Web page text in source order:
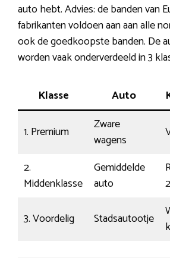
auto hebt. Advies: de banden van
fabrikanten voldoen aan aan alle
ook de goedkoopste banden. De
worden vaak onderverdeeld in 3
Klasse Auto
1. Premium
Zware
wagens
2.
Middenklasse
Gemiddelde
auto
3. Voordelig Stadsautootje